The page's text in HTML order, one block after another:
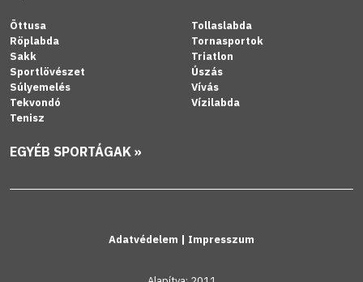
Öttusa
Röplabda
Sakk
Sportlövészet
Súlyemelés
Tekvondó
Tenisz
Tollaslabda
Tornasportok
Triatlon
Úszás
Vívás
Vízilabda
EGYÉB SPORTÁGAK »
Adatvédelem | Impresszum